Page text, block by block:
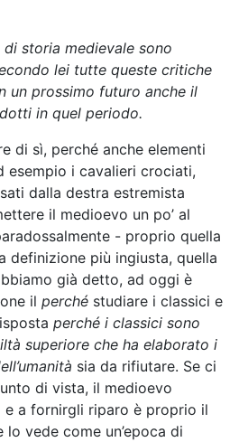
storia medievale sono
lei tutte queste critiche
un prossimo futuro anche il
in quel periodo.
di sì, perché anche elementi
esempio i cavalieri crociati,
dalla destra estremista
il medioevo un po’ al
- proprio quella
definizione più ingiusta, quella
già detto, ad oggi è
il perché studiare i classici e
perché i classici sono
superiore che ha elaborato i
sia da rifiutare. Se ci
di vista, il medioevo
e a fornirgli riparo è proprio il
vede come un’epoca di